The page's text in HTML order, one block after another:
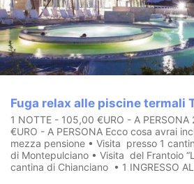
Fuga relax alle piscine termali
1 NOTTE - 105,00 €URO - A
€URO - A PERSONA Ecco cosa avrai
mezza pensione • Visita presso 1
di Montepulciano • Visita del Frantoio
cantina di Chianciano • 1 INGRESSO